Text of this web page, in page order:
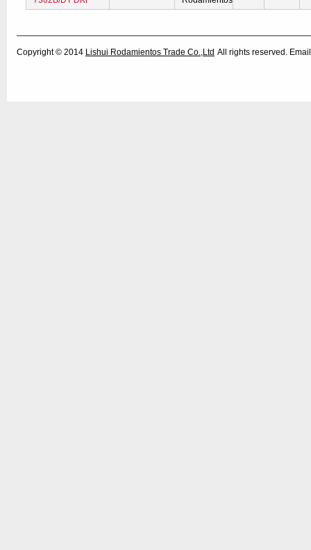
Copyright © 2014 Lishui Rodamientos Trade Co.,Ltd All rights reserved.